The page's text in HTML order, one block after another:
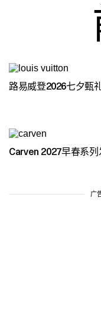
路易威登2026七夕甄
Carven 2027早春系列
广